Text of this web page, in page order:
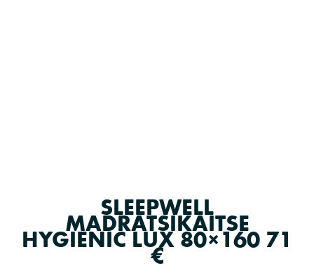
SLEEPWELL
MADRATSIKAITSE
HYGIENIC LUX 80×160 71
€